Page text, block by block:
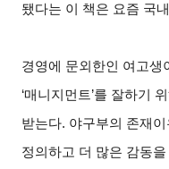
됐다는 이 책은 요즘 국
경영에 문외한인 여고생
‘매니지먼트’를 잘하기
받는다. 야구부의 존재이
정의하고 더 많은 감동